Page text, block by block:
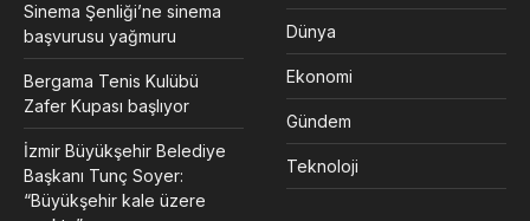
Sinema Şenliği’ne sinema
başvurusu yağmuru
Bergama Tenis Kulübü
Zafer Kupası başlıyor
İzmir Büyükşehir Belediye
Başkanı Tunç Soyer:
“Büyükşehir kale üzere
Dünya
Ekonomi
Gündem
Teknoloji